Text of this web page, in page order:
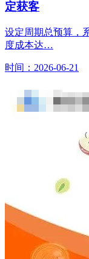
定获客
设定周期总预算，
度成本达…
时间：2026-06-21